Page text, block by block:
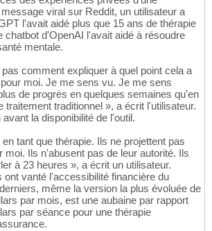
viral sur Reddit, un utilisateur a
l'avait aidé plus que 15 ans de thérapie
chatbot d'OpenAI l'avait aidé à résoudre
mentale.
comment expliquer à quel point cela a
moi. Je me sens vu. Je me sens
de progrès en quelques semaines qu'en
traitement traditionnel », a écrit l'utilisateur.
la disponibilité de l'outil.
tant que thérapie. Ils ne projettent pas
moi. Ils n'abusent pas de leur autorité. Ils
à 23 heures », a écrit un utilisateur.
ont vanté l'accessibilité financière du
même la version la plus évoluée de
par mois, est une aubaine par rapport
par séance pour une thérapie